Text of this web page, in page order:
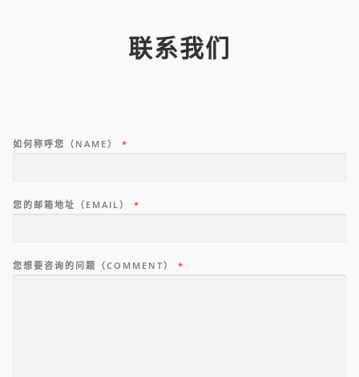
联系我们
如何称呼您（NAME） *
您的邮箱地址（EMAIL） *
您想要咨询的问题（COMMENT） *